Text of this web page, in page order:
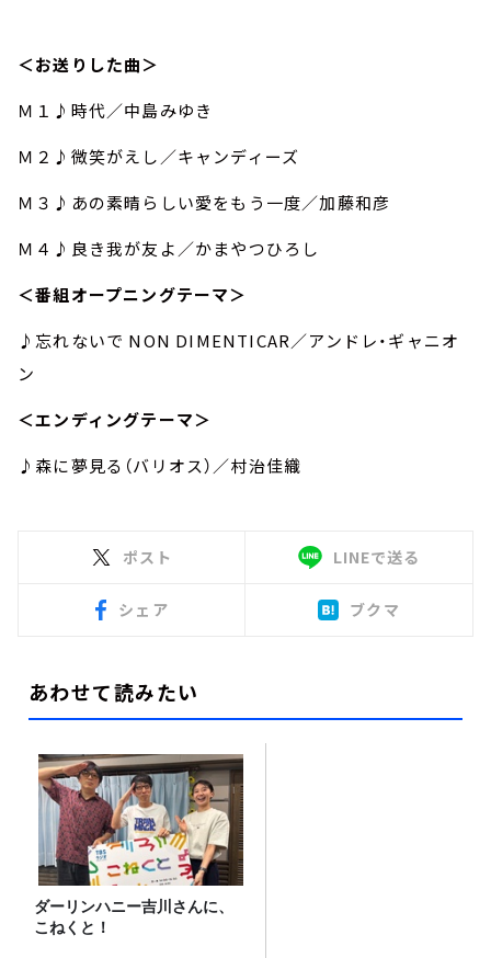
＜お送りした曲＞
Ｍ１♪時代／中島みゆき
Ｍ２♪微笑がえし／キャンディーズ
Ｍ３♪あの素晴らしい愛をもう一度／加藤和彦
Ｍ４♪良き我が友よ／かまやつひろし
＜番組オープニングテーマ＞
♪忘れないで NON DIMENTICAR／アンドレ・ギャニオ
ン
＜エンディングテーマ＞
♪森に夢見る（バリオス）／村治佳織
ポスト LINEで送る
シェア ブクマ
あわせて読みたい
ダーリンハニー吉川さんに、
こねくと！